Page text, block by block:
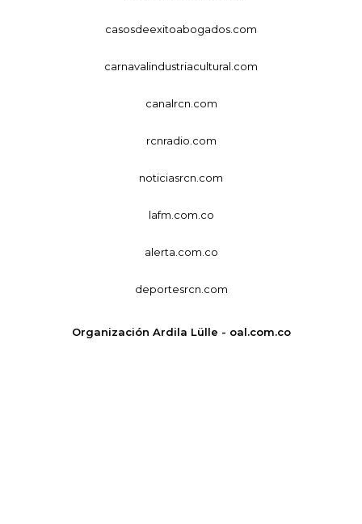
casosdeexitoabogados.com
carnavalindustriacultural.com
canalrcn.com
rcnradio.com
noticiasrcn.com
lafm.com.co
alerta.com.co
deportesrcn.com
Organización Ardila Lülle - oal.com.co